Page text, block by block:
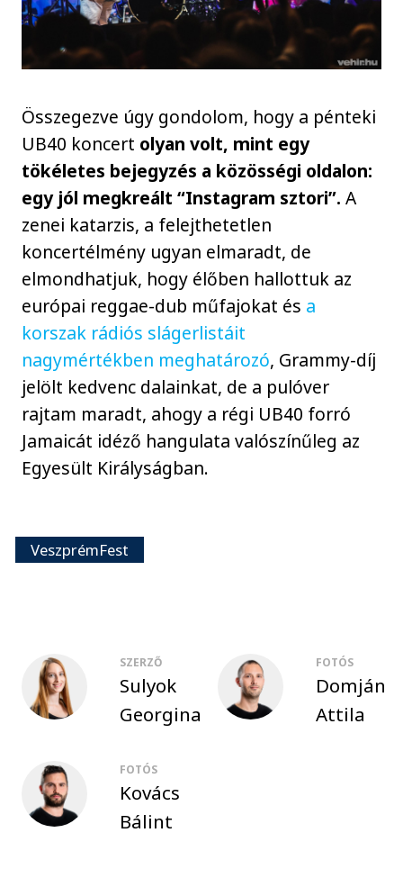
Összegezve úgy gondolom, hogy a pénteki
UB40 koncert olyan volt, mint egy
tökéletes bejegyzés a közösségi oldalon:
egy jól megkreált “Instagram sztori”. A
zenei katarzis, a felejthetetlen
koncertélmény ugyan elmaradt, de
elmondhatjuk, hogy élőben hallottuk az
európai reggae-dub műfajokat és a
korszak rádiós slágerlistáit
nagymértékben meghatározó, Grammy-díj
jelölt kedvenc dalainkat, de a pulóver
rajtam maradt, ahogy a régi UB40 forró
Jamaicát idéző hangulata valószínűleg az
Egyesült Királyságban.
VeszprémFest
SZERZŐ
Sulyok
Georgina
FOTÓS
Domján
Attila
FOTÓS
Kovács
Bálint